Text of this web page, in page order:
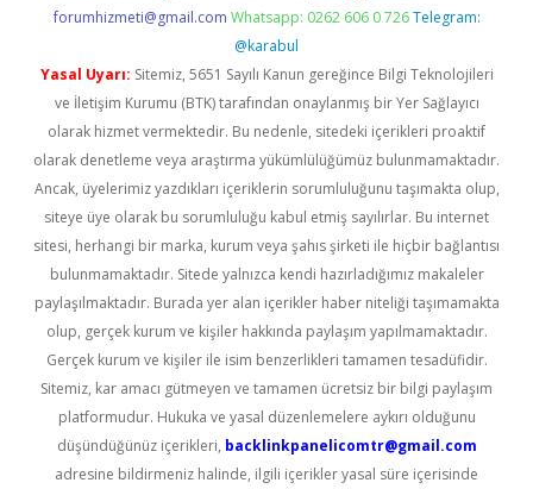
forumhizmeti@gmail.com Whatsapp: 0262 606 0 726 Telegram:
@karabul
Yasal Uyarı: Sitemiz, 5651 Sayılı Kanun gereğince Bilgi Teknolojileri
ve İletişim Kurumu (BTK) tarafından onaylanmış bir Yer Sağlayıcı
olarak hizmet vermektedir. Bu nedenle, sitedeki içerikleri proaktif
olarak denetleme veya araştırma yükümlülüğümüz bulunmamaktadır.
Ancak, üyelerimiz yazdıkları içeriklerin sorumluluğunu taşımakta olup,
siteye üye olarak bu sorumluluğu kabul etmiş sayılırlar. Bu internet
sitesi, herhangi bir marka, kurum veya şahıs şirketi ile hiçbir bağlantısı
bulunmamaktadır. Sitede yalnızca kendi hazırladığımız makaleler
paylaşılmaktadır. Burada yer alan içerikler haber niteliği taşımamakta
olup, gerçek kurum ve kişiler hakkında paylaşım yapılmamaktadır.
Gerçek kurum ve kişiler ile isim benzerlikleri tamamen tesadüfidir.
Sitemiz, kar amacı gütmeyen ve tamamen ücretsiz bir bilgi paylaşım
platformudur. Hukuka ve yasal düzenlemelere aykırı olduğunu
düşündüğünüz içerikleri, backlinkpanelicomtr@gmail.com
adresine bildirmeniz halinde, ilgili içerikler yasal süre içerisinde